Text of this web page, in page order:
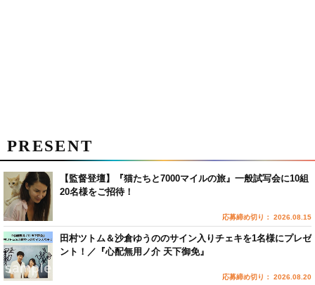
PRESENT
【監督登壇】『猫たちと7000マイルの旅』一般試写会に10組
20名様をご招待！
応募締め切り： 2026.08.15
田村ツトム＆沙倉ゆうののサイン入りチェキを1名様にプレゼ
ント！／『心配無用ノ介 天下御免』
応募締め切り： 2026.08.20